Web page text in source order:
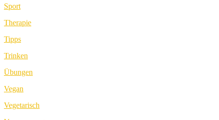
Sport
Therapie
Tipps
Trinken
Übungen
Vegan
Vegetarisch